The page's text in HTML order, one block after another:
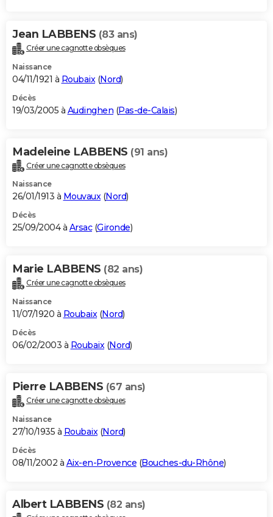
Jean LABBENS (83 ans)
Créer une cagnotte obsèques
Naissance
04/11/1921 à Roubaix (Nord)
Décès
19/03/2005 à Audinghen (Pas-de-Calais)
Madeleine LABBENS (91 ans)
Créer une cagnotte obsèques
Naissance
26/01/1913 à Mouvaux(Nord)
Décès
25/09/2004 à Arsac(Gironde)
Marie LABBENS (82 ans)
Créer une cagnotte obsèques
Naissance
11/07/1920 à Roubaix(Nord)
Décès
06/02/2003 à Roubaix(Nord)
Pierre LABBENS (67 ans)
Créer une cagnotte obsèques
Naissance
27/10/1935 à Roubaix(Nord)
Décès
08/11/2002 à Aix-en-Provence (Bouches-du-Rhône)
Albert LABBENS (82 ans)